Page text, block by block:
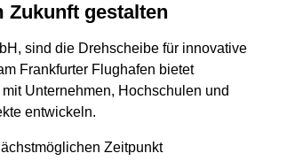
Zukunft gestalten
sind die Drehscheibe für innovative
Frankfurter Flughafen bietet
Unternehmen, Hochschulen und
entwickeln.
Zeitpunkt